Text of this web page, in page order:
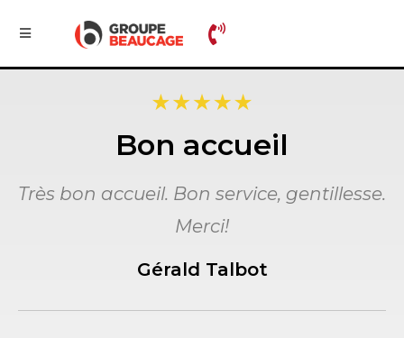
Bon accueil
Très bon accueil. Bon service, gentillesse.
Merci!
Gérald Talbot